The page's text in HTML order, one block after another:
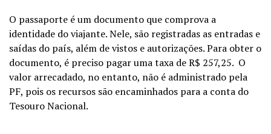
O passaporte é um documento que comprova a
identidade do viajante. Nele, são registradas as entradas e
saídas do país, além de vistos e autorizações. Para obter o
documento, é preciso pagar uma taxa de R$ 257,25. O
valor arrecadado, no entanto, não é administrado pela
PF, pois os recursos são encaminhados para a conta do
Tesouro Nacional.